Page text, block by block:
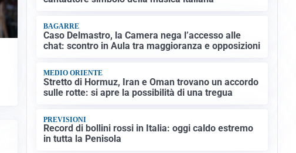
BAGARRE
Caso Delmastro, la Camera nega l’accesso alle
chat: scontro in Aula tra maggioranza e opposizioni
MEDIO ORIENTE
Stretto di Hormuz, Iran e Oman trovano un accordo
sulle rotte: si apre la possibilità di una tregua
PREVISIONI
Record di bollini rossi in Italia: oggi caldo estremo
in tutta la Penisola